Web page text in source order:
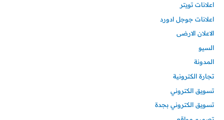
اعلانات تويتر
اعلانات جوجل ادورد
الاعلان الارضى
السيو
المدونة
تجارة الكترونية
تسويق الكتروني
تسويق الكتروني بجدة